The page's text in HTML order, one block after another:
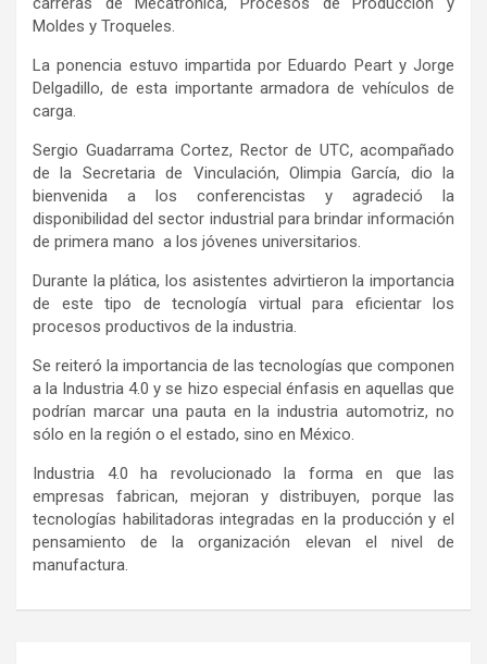
Moldes y Troqueles.
La ponencia estuvo impartida por Eduardo Peart y Jorge
Delgadillo, de esta importante armadora de vehículos de
carga.
Sergio Guadarrama Cortez, Rector de UTC, acompañado
de la Secretaria de Vinculación, Olimpia García, dio la
bienvenida a los conferencistas y agradeció la
disponibilidad del sector industrial para brindar información
de primera mano a los jóvenes universitarios.
Durante la plática, los asistentes advirtieron la importancia
de este tipo de tecnología virtual para eficientar los
procesos productivos de la industria.
Se reiteró la importancia de las tecnologías que componen
a la Industria 4.0 y se hizo especial énfasis en aquellas que
podrían marcar una pauta en la industria automotriz, no
sólo en la región o el estado, sino en México.
Industria 4.0 ha revolucionado la forma en que las
empresas fabrican, mejoran y distribuyen, porque las
tecnologías habilitadoras integradas en la producción y el
pensamiento de la organización elevan el nivel de
manufactura.